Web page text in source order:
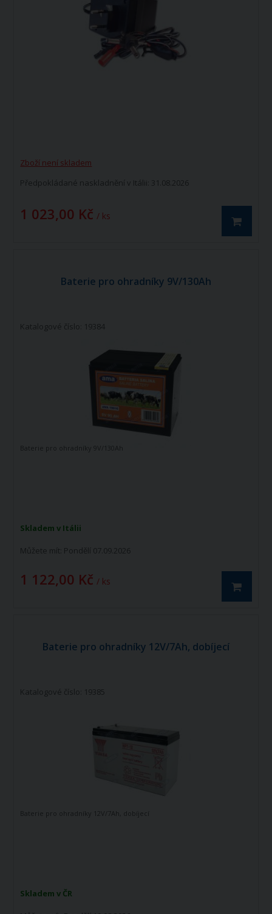
Zboží není skladem
Předpokládané naskladnění v Itálii: 31.08.2026
1 023,00 Kč / ks
Baterie pro ohradníky 9V/130Ah
Katalogové číslo: 19384
Skladem v Itálii
Můžete mít: Pondělí 07.09.2026
1 122,00 Kč / ks
Baterie pro ohradníky 9V/130Ah
Baterie pro ohradníky 12V/7Ah, dobíjecí
Katalogové číslo: 19385
Skladem v ČR
Baterie pro ohradníky 12V/7Ah, dobíjecí